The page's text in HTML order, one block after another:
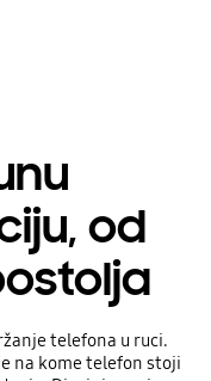
od
telefona u ruci.
na kome telefon stoji